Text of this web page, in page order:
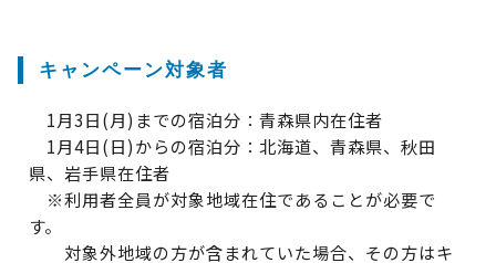
キャンペーン対象者
1月3日(月)までの宿泊分：青森県内在住者
1月4日(日)からの宿泊分：北海道、青森県、秋田
県、岩手県在住者
※利用者全員が対象地域在住であることが必要で
す。
対象外地域の方が含まれていた場合、その方はキ